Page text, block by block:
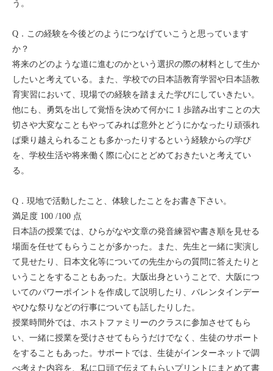
う。
Q．この経験を今後どのようにつなげていこうと思っています
か？
将来のどのような道に進むのかという選択の際の材料として生か
したいと考えている。また、学校での日本語教育学習や日本語教
育実習において、現場での経験を踏まえた学びにしていきたい。
他にも、勇気を出して覚悟を決めて何かに 1 歩踏み出すことの大
切さや大変なこともやってみれば意外とどうにかなったり頑張れ
ば乗り越えられることも多かったりするという経験からの学び
を、学校生活や将来働く際に心にとどめておきたいと考えてい
る。
Q．現地で活動したこと、体験したことをお書き下さい。
満足度 100 /100 点
日本語の授業では、ひらがなや文章の発音練習や書き順を見せる
場面を任せてもらうことが多かった。また、先生と一緒に実演し
て見せたり、日本文化等についての先生からの質問に答えたりと
いうことをすることもあった。大阪出身ということで、大阪につ
いてのパワーポイントを作成して説明したり、バレンタインデー
やひな祭りなどの行事についても話したりした。
授業時間外では、ホストファミリーのクラスに参加させてもら
い、一緒に授業を受けさせてもらうだけでなく、生徒のサポート
をすることもあった。サポートでは、生徒がインターネットで調
べ考えた内容を、私に口頭で伝えてもらいプリントにまとめて書